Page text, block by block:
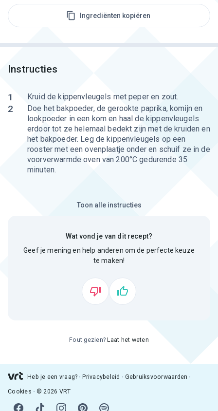
Ingrediënten kopiëren
Instructies
1 Kruid de kippenvleugels met peper en zout.
2
Doe het bakpoeder, de gerookte paprika, komijn en
lookpoeder in een kom en haal de kippenvleugels
erdoor tot ze helemaal bedekt zijn met de kruiden en
het bakpoeder. Leg de kippenvleugels op een
rooster met een ovenplaatje onder en schuif ze in de
voorverwarmde oven van 200°C gedurende 35
minuten.
Toon alle instructies
Wat vond je van dit recept?
Geef je mening en help anderen om de perfecte keuze
te maken!
Fout gezien? Laat het weten
Heb je een vraag? Privacybeleid Gebruiksvoorwaarden
Cookies © 2026 VRT